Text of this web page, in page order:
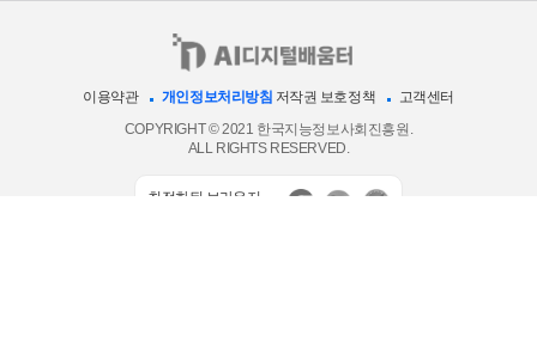
이용약관 개인정보처리방침 저작권 보호정책
고객센터
COPYRIGHT © 2021 한국지능정보사회진흥원.
ALL RIGHTS RESERVED.
최적화된 브라우저